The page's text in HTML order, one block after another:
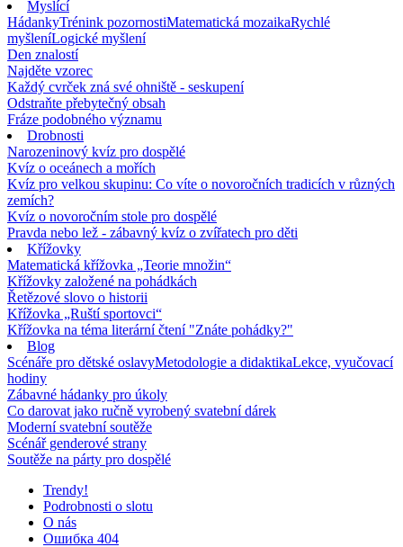
Myslící
HádankyTrénink pozornostiMatematická mozaikaRychlé
myšleníLogické myšlení
Den znalostí
Najděte vzorec
Každý cvrček zná své ohniště - seskupení
Odstraňte přebytečný obsah
Fráze podobného významu
Drobnosti
Narozeninový kvíz pro dospělé
Kvíz o oceánech a mořích
Kvíz pro velkou skupinu: Co víte o novoročních tradicích v různých
zemích?
Kvíz o novoročním stole pro dospělé
Pravda nebo lež - zábavný kvíz o zvířatech pro děti
Křížovky
Matematická křížovka „Teorie množin“
Křížovky založené na pohádkách
Řetězové slovo o historii
Křížovka „Ruští sportovci“
Křížovka na téma literární čtení "Znáte pohádky?"
Blog
Scénáře pro dětské oslavyMetodologie a didaktikaLekce, vyučovací
hodiny
Zábavné hádanky pro úkoly
Co darovat jako ručně vyrobený svatební dárek
Moderní svatební soutěže
Scénář genderové strany
Soutěže na párty pro dospělé
Trendy!
Podrobnosti o slotu
O nás
Ошибка 404